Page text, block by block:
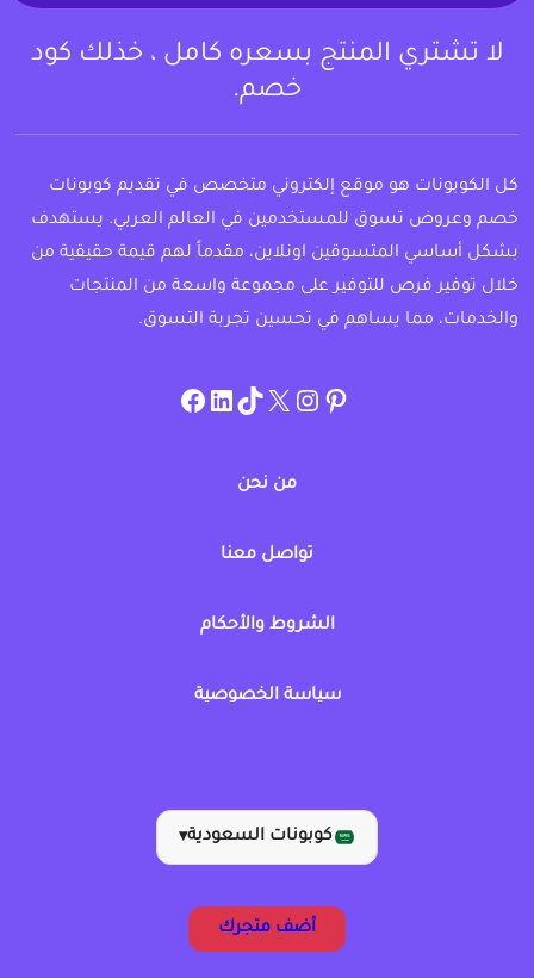
لا تشتري المنتج بسعره كامل ، خذلك كود
خصم.
كل الكوبونات هو موقع إلكتروني متخصص في تقديم كوبونات
خصم وعروض تسوق للمستخدمين في العالم العربي. يستهدف
بشكل أساسي المتسوقين اونلاين، مقدماً لهم قيمة حقيقية من
خلال توفير فرص للتوفير على مجموعة واسعة من المنتجات
والخدمات، مما يساهم في تحسين تجربة التسوق.
pinterest
allcouponat
twitter
TikTok
linkedin
facebook
من نحن
تواصل معنا
الشروط والأحكام
سياسة الخصوصية
كوبونات السعودية▾
أضف متجرك